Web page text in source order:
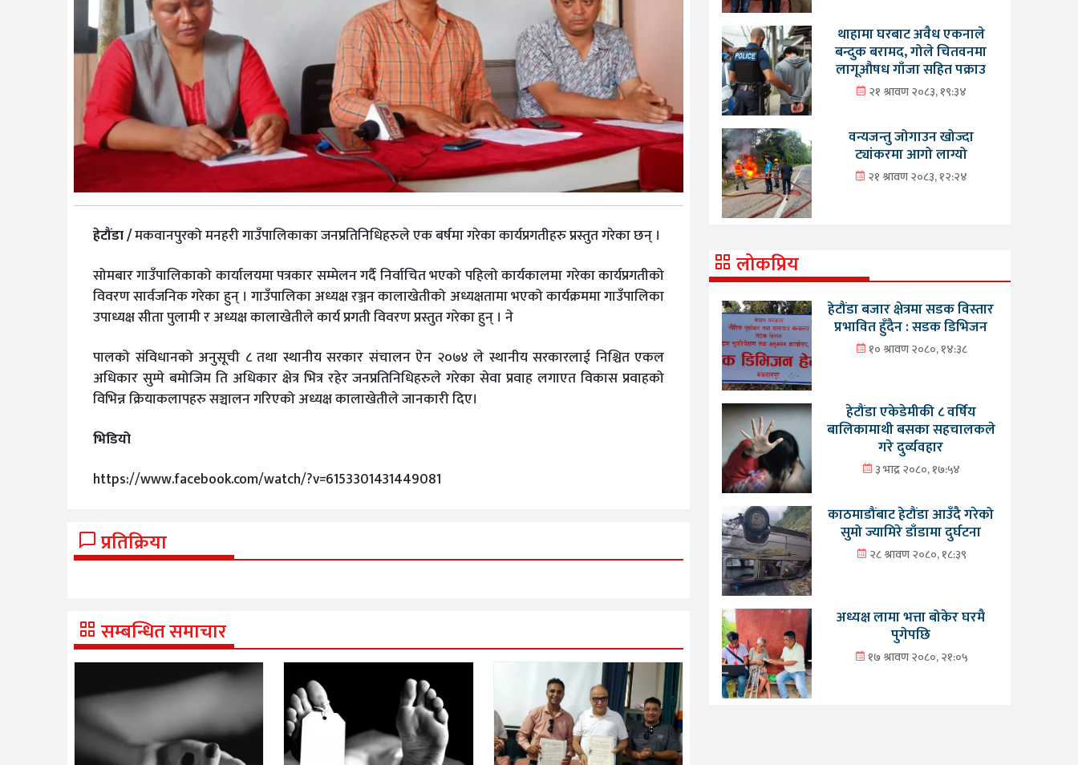
हेटौंडा /मकवानपुरको मनहरी गाउँपालिकाका जनप्रतिनिधिहरुले एक बर्षमा गरेका कार्यप्रगतीहरु प्रस्तुत गरेका छन् ।
सोमबार गाउँपालिकाको कार्यालयमा पत्रकार सम्मेलन गर्दै निर्वाचित भएको पहिलो कार्यकालमा गरेका कार्यप्रगतीको
विवरण सार्वजनिक गरेका हुन् । गाउँपालिका अध्यक्ष रञ्जन कालाखेतीको अध्यक्षतामा भएको कार्यक्रममा गाउँपालिका
उपाध्यक्ष सीता पुलामी र अध्यक्ष कालाखेतीले कार्य प्रगती विवरण प्रस्तुत गरेका हुन् । ने
पालको संविधानको अनुसूची ८ तथा स्थानीय सरकार संचालन ऐन २०७४ ले स्थानीय सरकारलाई निश्चित एकल
अधिकार सुम्पे बमोजिम ति अधिकार क्षेत्र भित्र रहेर जनप्रतिनिधिहरुले गरेका सेवा प्रवाह लगाएत विकास प्रवाहको
विभिन्न क्रियाकलापहरु सञ्चालन गरिएको अध्यक्ष कालाखेतीले जानकारी दिए।
भिडियो
https://www.facebook.com/watch/?v=6153301431449081
प्रतिक्रिया
सम्बन्धित समाचार
थाहामा घरबाट अवैध एकनाले
बन्दुक बरामद, गोले चितवनमा
लागूऔषध गाँजा सहित पक्राउ
२१ श्रावण २०८३, १९:३४
वन्यजन्तु जोगाउन खोज्दा
ट्यांकरमा आगो लाग्यो
२१ श्रावण २०८३, १२:२४
लोकप्रिय
हेटौंडा बजार क्षेत्रमा सडक विस्तार
प्रभावित हुँदैन : सडक डिभिजन
१० श्रावण २०८०, १४:३८
हेटौंडा एकेडेमीकी ८ वर्षिय
बालिकामाथी बसका सहचालकले
गरे दुर्व्यवहार
३ भाद्र २०८०, १७:५४
काठमाडौंबाट हेटौंडा आउँदै गरेको
सुमो ज्यामिरे डाँडामा दुर्घटना
२८ श्रावण २०८०, १८:३९
अध्यक्ष लामा भत्ता बोकेर घरमै
पुगेपछि
१७ श्रावण २०८०, २१:०५